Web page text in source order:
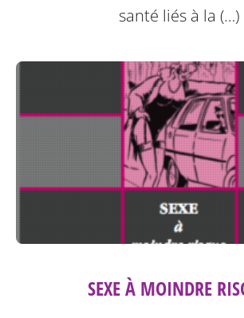
santé liés à la (…)
SEXE À MOINDRE